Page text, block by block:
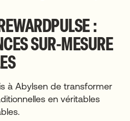
:
SUR-MESURE
à Abylsen de transformer
en véritables